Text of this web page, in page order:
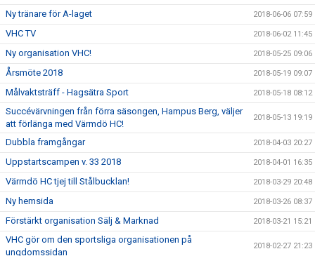
Ny tränare för A-laget 2018-06-06 07:59
VHC TV 2018-06-02 11:45
Ny organisation VHC! 2018-05-25 09:06
Årsmöte 2018 2018-05-19 09:07
Målvaktsträff - Hagsätra Sport 2018-05-18 08:12
Succévärvningen från förra säsongen, Hampus Berg, väljer
att förlänga med Värmdö HC!
2018-05-13 19:19
Dubbla framgångar 2018-04-03 20:27
Uppstartscampen v. 33 2018 2018-04-01 16:35
Värmdö HC tjej till Stålbucklan! 2018-03-29 20:48
Ny hemsida 2018-03-26 08:37
Förstärkt organisation Sälj & Marknad 2018-03-21 15:21
VHC gör om den sportsliga organisationen på
ungdomssidan
2018-02-27 21:23